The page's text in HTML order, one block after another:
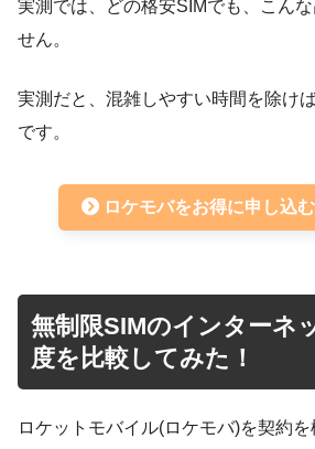
実測では、どの格安SIMでも、こん
せん。
実測だと、混雑しやすい時間を除け
です。
ロケモバをお得に申し込
無制限SIMのインターネ
度を比較してみた！
ロケットモバイル(ロケモバ)を契約